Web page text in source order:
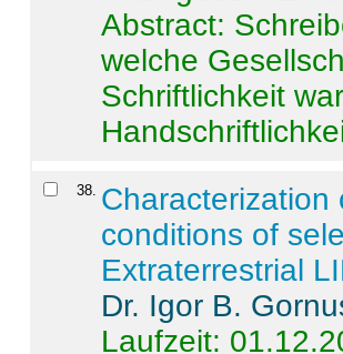
Abstract:
welche
Schriftlichkeit
38. Characterization
conditions of
Extraterrestrial
Dr. Igor B.
Laufzeit: